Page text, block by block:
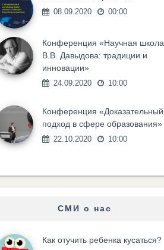
08.09.2020 00:00
Конференция «Научная школа
В.В. Давыдова: традиции и
инновации»
24.09.2020 10:00
Конференция «Доказательный
подход в сфере образования»
22.10.2020 10:00
СМИ о нас
Как отучить ребенка кусаться?